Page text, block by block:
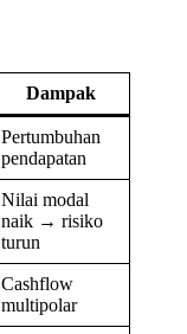
Dampak
Pertumbuhan
pendapatan
Nilai modal
naik → risiko
turun
Cashflow
multipolar